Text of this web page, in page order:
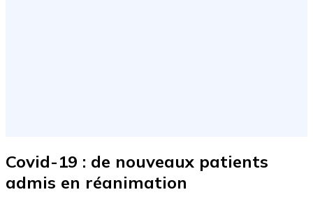
Covid-19 : de nouveaux patients
admis en réanimation